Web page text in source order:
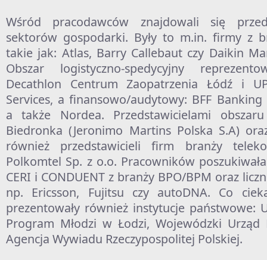
Wśród pracodawców znajdowali się
sektorów gospodarki. Były to m.in. firmy z
takie jak: Atlas, Barry Callebaut czy Daikin
Obszar logistyczno-spedycyjny
Decathlon Centrum Zaopatrzenia Łódź i
Services, a finansowo/audytowy: BFF
a także Nordea. Przedstawicielami
Biedronka (Jeronimo Martins Polska S.A)
również przedstawicieli firm branży
Polkomtel Sp. z o.o. Pracowników
CERI i CONDUENT z branży BPO/BPM oraz
np. Ericsson, Fujitsu czy autoDNA. Co
prezentowały również instytucje państwowe:
Program Młodzi w Łodzi, Wojewódzki
Agencja Wywiadu Rzeczypospolitej Polskiej.